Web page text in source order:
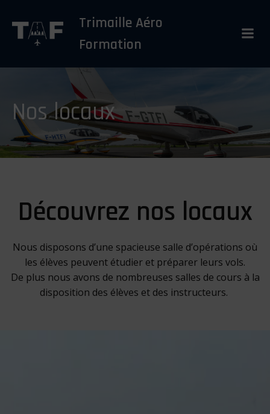
au
Trimaille Aéro
Formation
Nos locaux
Découvrez nos locaux
Nous disposons d’une spacieuse salle d’opérations où
les élèves peuvent étudier et préparer leurs vols.
De plus nous avons de nombreuses salles de cours à la
disposition des élèves et des instructeurs.